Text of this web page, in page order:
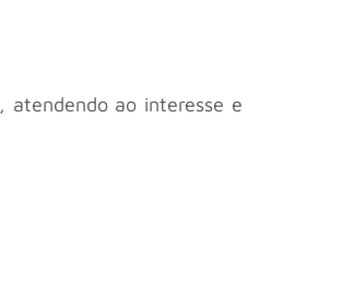
, atendendo ao interesse e